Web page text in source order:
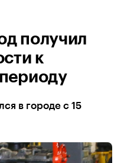
получил
к
в городе с 15